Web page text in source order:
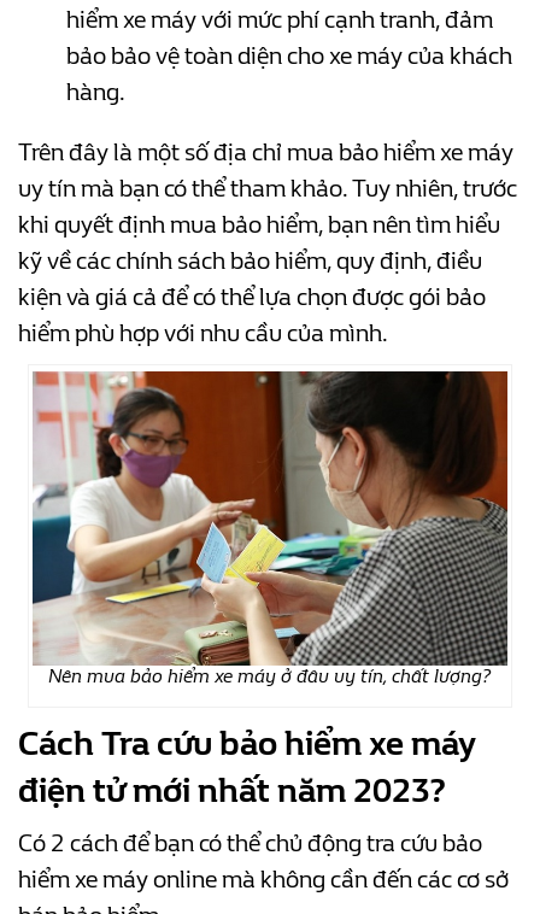
hiểm xe máy với mức phí cạnh tranh, đảm
bảo bảo vệ toàn diện cho xe máy của khách
hàng.
Trên đây là một số địa chỉ mua bảo hiểm xe máy
uy tín mà bạn có thể tham khảo. Tuy nhiên, trước
khi quyết định mua bảo hiểm, bạn nên tìm hiểu
kỹ về các chính sách bảo hiểm, quy định, điều
kiện và giá cả để có thể lựa chọn được gói bảo
hiểm phù hợp với nhu cầu của mình.
Nên mua bảo hiểm xe máy ở đâu uy tín, chất lượng?
Cách Tra cứu bảo hiểm xe máy
điện tử mới nhất năm 2023?
Có 2 cách để bạn có thể chủ động tra cứu bảo
hiểm xe máy online mà không cần đến các cơ sở